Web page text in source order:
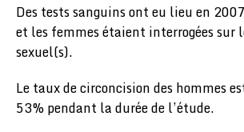
Des tests sanguins ont eu lieu en
et les femmes étaient interrogées sur
sexuel(s).
Le taux de circoncision des hommes
53% pendant la durée de l’étude.